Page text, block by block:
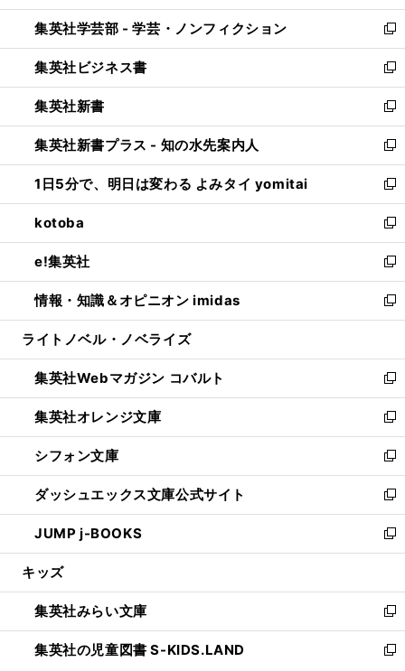
開
く
ウ
で
開
く
ン
ド
ウ
で
開
く
ウ
ィ
ン
ド
ウ
で
開
く
集英社学芸部 - 学芸・ノンフィクション
新
し
い
ウ
ィ
ン
ド
ウ
で
開
く
集英社ビジネス書
新
し
い
ウ
ィ
ン
ド
ウ
で
開
く
集英社新書
新
し
い
ウ
ィ
ン
ド
ウ
で
開
く
集英社新書プラス - 知の水先案内人
新
し
い
ウ
ィ
ン
ド
ウ
で
開
1日5分で、明日は変わる よみタイ yomitai
新
し
い
ウ
ィ
ン
ド
ウ
開
く
kotoba
新
し
い
ウ
ィ
ン
ウ
で
開
く
e!集英社
新
し
い
ウ
ン
ド
ウ
で
開
く
情報・知識＆オピニオン imidas
新
し
ウ
ィ
ン
ド
ウ
で
開
く
ライトノベル・ノベライズ
集英社Webマガジン コバルト
新
し
い
ウ
ィ
ン
ド
ウ
で
開
集英社オレンジ文庫
新
し
い
ウ
ィ
ン
ド
ウ
開
く
シフォン文庫
新
し
い
ウ
ィ
ン
ウ
で
開
く
ダッシュエックス文庫公式サイト
新
し
い
ウ
ン
ド
ウ
で
JUMP j-BOOKS
新
し
ウ
ィ
ン
ド
キッズ
集英社みらい文庫
新
し
い
集英社の児童図書 S-KIDS.LAND
新